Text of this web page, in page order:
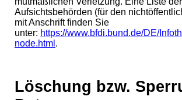
Aufsichtsbehörden (für den
mit Anschrift finden Sie
unter: https://www.bfdi.bund.de/DE/
node.html .
Löschung bzw.